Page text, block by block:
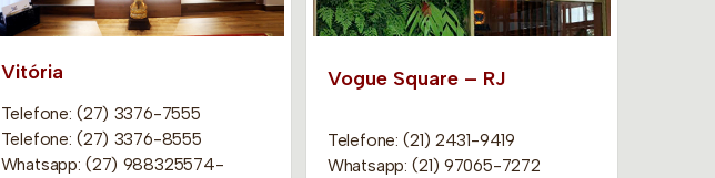
Vitória
Telefone: (27) 3376-7555
Telefone: (27) 3376-8555
Whatsapp: (27) 988325574-
Vogue Square – RJ
Telefone: (21) 2431-9419
Whatsapp: (21) 97065-7272